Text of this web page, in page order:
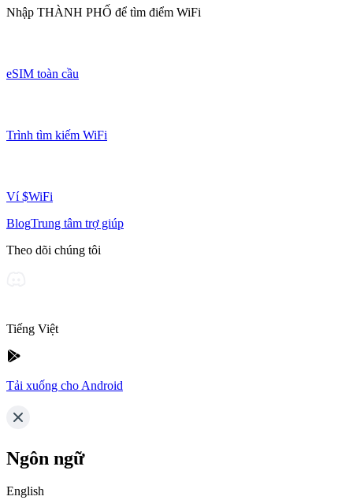
Nhập THÀNH PHỐ để tìm điểm WiFi
eSIM toàn cầu
Trình tìm kiếm WiFi
Ví $WiFi
BlogTrung tâm trợ giúp
Theo dõi chúng tôi
Tiếng Việt
Tải xuống cho Android
Ngôn ngữ
English